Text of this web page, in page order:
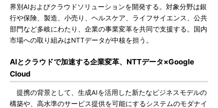
界別AIおよびクラウドソリューションを開発する。対象分野は銀
行や保険、製造、小売り、ヘルスケア、ライフサイエンス、公共
部門など多岐にわたり、企業の事業変革を共同で支援する。国内
市場への取り組みはNTTデータが中核を担う。
AIとクラウドで加速する企業変革、NTTデータ×Google
Cloud
提携の背景として、生成AIを活用した新たなビジネスモデルの
構築や、高水準のサービス提供を可能にするシステムのモダナイ